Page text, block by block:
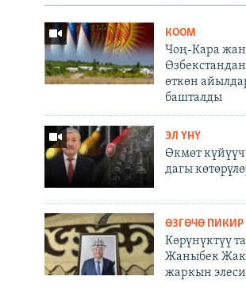
КООМ
Чоң-Кара
өткөн
башталды
ЭЛ ҮНҮ
Өкмөт
дагы
ӨЗГӨЧӨ ПИКИР
Көрүнүктүү
Жаныбек
жаркын